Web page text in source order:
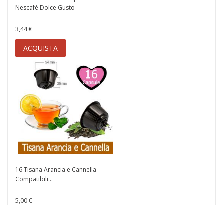
Nescafè Dolce Gusto
3,44 €
ACQUISTA
16 Tisana Arancia e Cannella
Compatibili...
5,00 €